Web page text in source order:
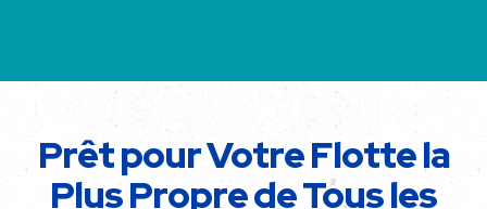
Prêt pour Votre Flotte la
Plus Propre de Tous les